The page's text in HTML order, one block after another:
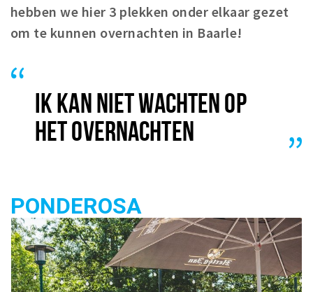
Recreatief
Winkelgebieden
Parkeren
Bezienswaardigheden
Uitjes & activiteiten
Fietsroutes
Wandelroutes
Natuurgebieden
De Grensvallei
hebben we hier 3 plekken onder elkaar gezet
om te kunnen overnachten in Baarle!
IK KAN NIET WACHTEN OP
HET OVERNACHTEN
PONDEROSA